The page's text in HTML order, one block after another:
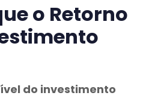
o Retorno
do investimento